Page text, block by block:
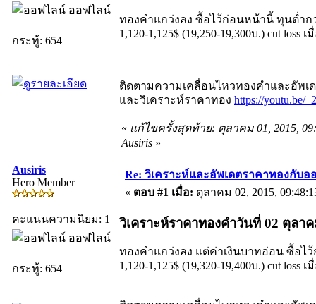
ออฟไลน์
กระทู้: 654
ทองคำแกว่งลง ซื้อไว้ก่อนหน้านี้ ทุนต่ำกว่
1,120-1,125$ (19,250-19,300บ.) cut loss
ติดตามความเคลื่อนไหวทองคำและอัพเ
และวิเคราะห์ราคาทอง https://youtu.be/
« แก้ไขครั้งสุดท้าย: ตุลาคม 01, 2015,
Ausiris »
Ausiris
Hero Member
คะแนนความนิยม: 1
ออฟไลน์
กระทู้: 654
Re: วิเคราะห์และอัพเดตราคาทองกับ
« ตอบ #1 เมื่อ: ตุลาคม 02, 2015,
วิเคราะห์ราคาทองคำวันที่ 02 ตุลา
ทองคำแกว่งลง แต่ค่าเงินบาทอ่อน ซื้อไว้
1,120-1,125$ (19,320-19,400บ.) cut loss